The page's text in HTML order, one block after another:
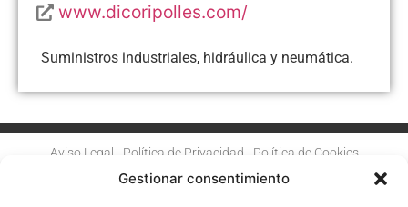
Gestionar consentimiento
www.dicoripolles.com/
Suministros industriales, hidráulica y neumática.
Aviso Legal Política de Privacidad
Política de Cookies
Accesibilidad Mapa web